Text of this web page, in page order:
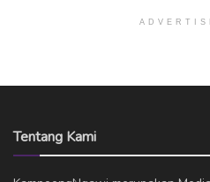
Tentang Kami